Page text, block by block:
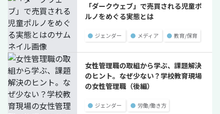
「ダークウェブ」で売買される児童ポ
ルノをめぐる実態とは
● ジェンダー ● メディア ● 教育/保育
女性管理職の取組から学ぶ、課題解決
のヒント。なぜ少ない？学校教育現場
の女性管理職（後編）
● ジェンダー ● 労働/働き方